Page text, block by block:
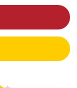
fjärrkontroll.
alltid att din
som